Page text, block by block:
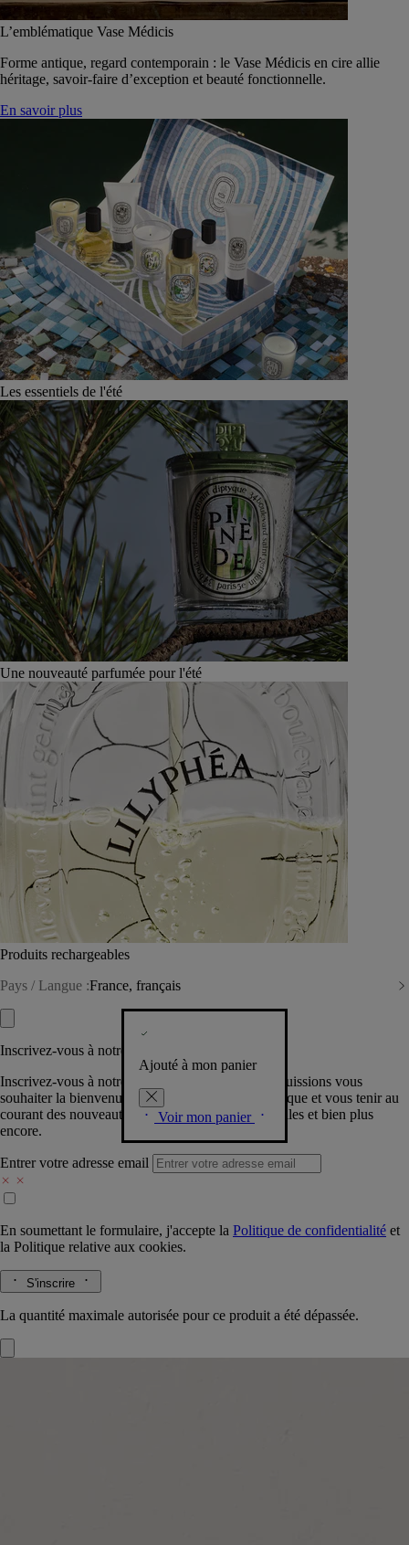
L’emblématique Vase Médicis
Forme antique, regard contemporain : le Vase Médicis en cire allie
héritage, savoir-faire d’exception et beauté fonctionnelle.
En savoir plus
Les essentiels de l'été
Une nouveauté parfumée pour l'été
Produits rechargeables
Pays / Langue :France, français
Ajouté à mon panier
Voir mon panier
Inscrivez-vous à notre Newsletter
Inscrivez-vous à notre newsletter pour que nous puissions vous
souhaiter la bienvenue dans la communauté Diptyque et vous tenir au
courant des nouveautés, événements, offres spéciales et bien plus
encore.
Entrer votre adresse email
En soumettant le formulaire, j'accepte la Politique de confidentialité et
la Politique relative aux cookies.
S'inscrire
La quantité maximale autorisée pour ce produit a été dépassée.